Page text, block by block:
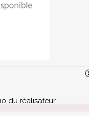
du réalisateur